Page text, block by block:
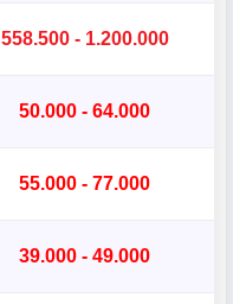
558.500 - 1.200.000
50.000 - 64.000
55.000 - 77.000
39.000 - 49.000